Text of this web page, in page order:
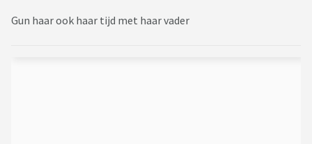
Gun haar ook haar tijd met haar vader